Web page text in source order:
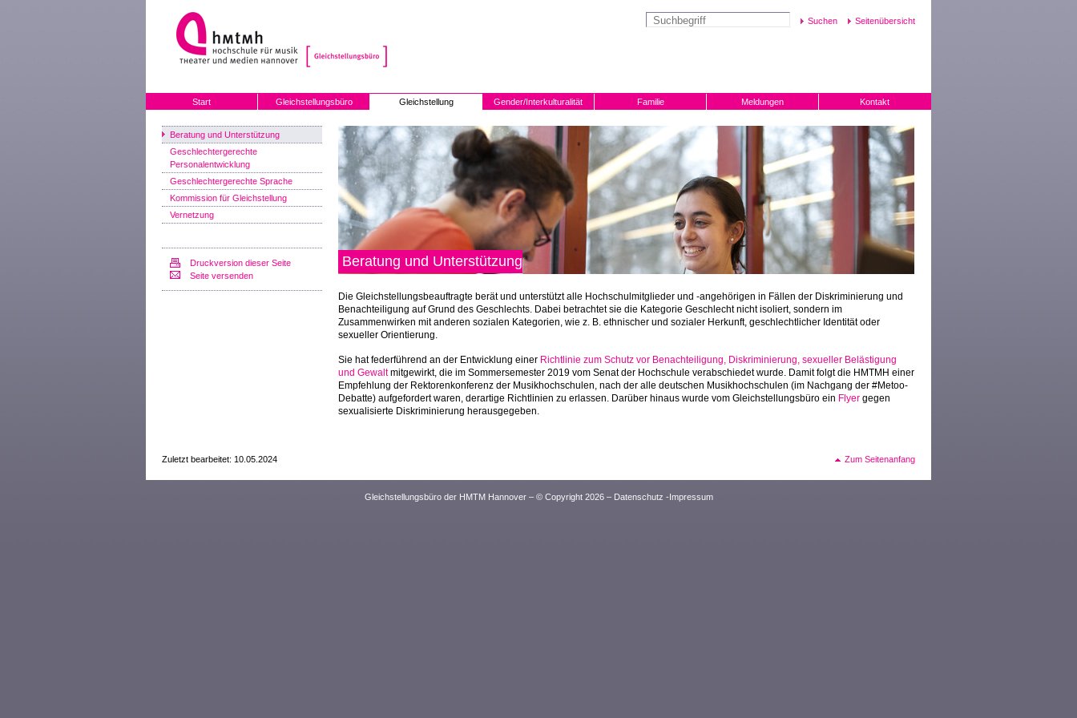
Seitenübersicht
Start Gleichstellungsbüro Gleichstellung Gender/Interkulturalität Familie Meldungen Kontakt
Beratung und Unterstützung
Geschlechtergerechte
Personalentwicklung
Geschlechtergerechte Sprache
Kommission für Gleichstellung
Vernetzung
Druckversion dieser Seite
Seite versenden
Beratung und Unterstützung
Die Gleichstellungsbeauftragte berät und unterstützt alle Hochschulmitglieder und -angehörigen in Fällen der Diskriminierung und
Benachteiligung auf Grund des Geschlechts. Dabei betrachtet sie die Kategorie Geschlecht nicht isoliert, sondern im
Zusammenwirken mit anderen sozialen Kategorien, wie z. B. ethnischer und sozialer Herkunft, geschlechtlicher Identität oder
sexueller Orientierung.
Sie hat federführend an der Entwicklung einer Richtlinie zum Schutz vor Benachteiligung, Diskriminierung, sexueller Belästigung
und Gewaltmitgewirkt, die im Sommersemester 2019 vom Senat der Hochschule verabschiedet wurde. Damit folgt die HMTMH einer
Empfehlung der Rektorenkonferenz der Musikhochschulen, nach der alle deutschen Musikhochschulen (im Nachgang der #Metoo-
Debatte) aufgefordert waren, derartige Richtlinien zu erlassen. Darüber hinaus wurde vom Gleichstellungsbüro ein Flyer gegen
sexualisierte Diskriminierung herausgegeben.
Zuletzt bearbeitet: 10.05.2024 Zum Seitenanfang
Gleichstellungsbüro der HMTM Hannover – © Copyright 2026 – Datenschutz -Impressum